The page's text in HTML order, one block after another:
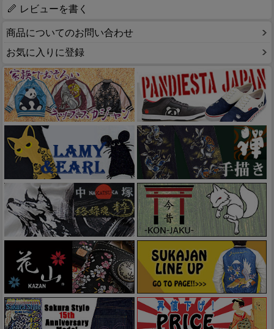
レビューを書く
商品についてのお問い合わせ
お気に入りに登録